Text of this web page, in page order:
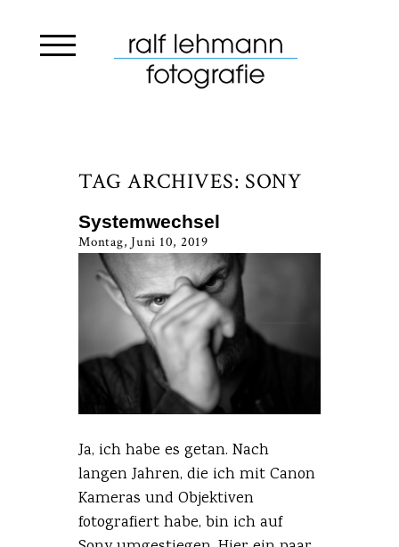
TAG ARCHIVES: SONY
Systemwechsel
Montag, Juni 10, 2019
Ja, ich habe es getan. Nach
langen Jahren, die ich mit Canon
Kameras und Objektiven
fotografiert habe, bin ich auf